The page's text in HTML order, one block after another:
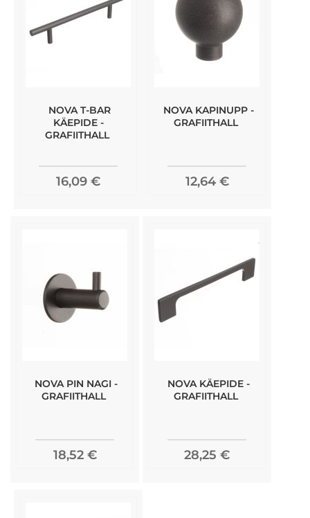
NOVA T-BAR
KÄEPIDE -
GRAFIITHALL
16,09 €
NOVA KAPINUPP -
GRAFIITHALL
12,64 €
NOVA PIN NAGI -
GRAFIITHALL
18,52 €
NOVA KÄEPIDE -
GRAFIITHALL
28,25 €